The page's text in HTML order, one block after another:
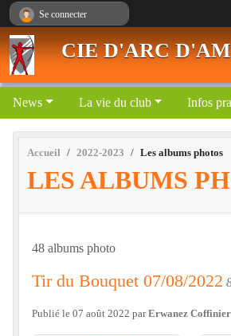
CIE D'ARC
News La vie du club Infos
Accueil 2022-2023 Les albums photos
LES ALBUMS
48 albums photo
Tir du Bouquet 07/08/2022
Publié le 07 août 2022 parErwanez Coffinier
Se connecter
Panneau de gestion des cookies